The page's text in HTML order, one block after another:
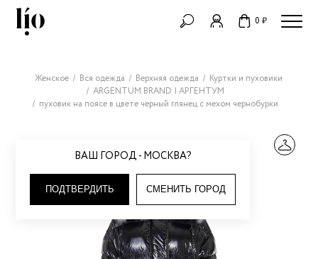
0 ₽
ВАШ ГОРОД - МОСКВА?
ПОДТВЕРДИТЬ СМЕНИТЬ ГОРОД
Женское Вся одежда Верхняя одежда
Куртки и пуховики
ARGENTUM BRAND | АРГЕНТУМ
пуховик на поясе в цвете черный глянец с мехом чернобурки